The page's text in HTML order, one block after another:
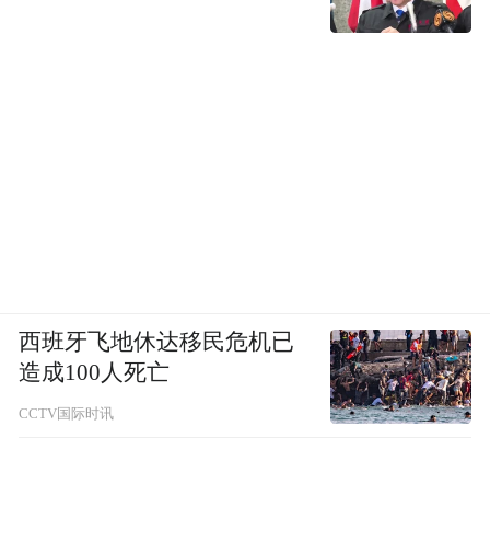
西班牙飞地休达移民危机已
造成100人死亡
CCTV国际时讯